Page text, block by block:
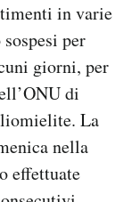
in varie
per
giorni, per
di
La
nella
effettuate